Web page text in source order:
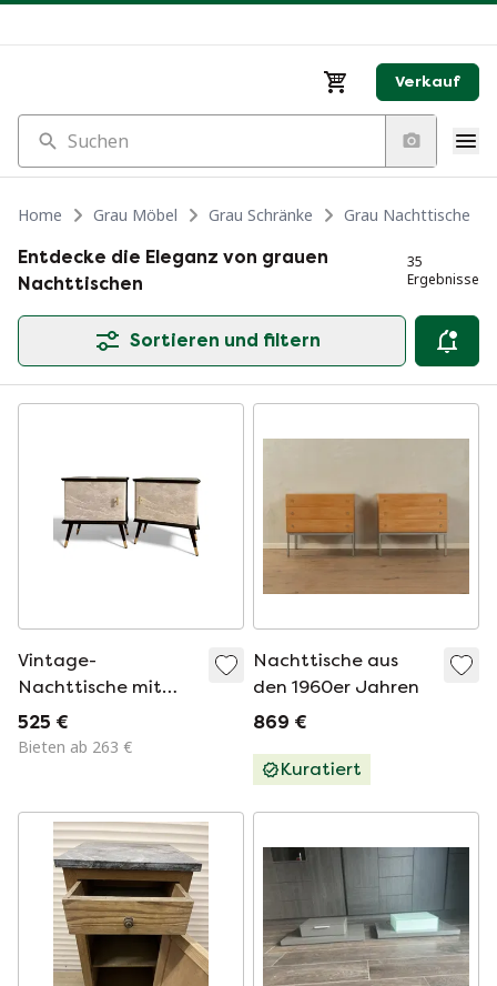
Verkauf
Suchen
Home Grau Möbel Grau Schränke
Grau Nachttische
Entdecke die Eleganz von grauen
Nachttischen
35
Ergebnisse
Sortieren und filtern
Vintage-
Nachttische mit
Fornasetti
Nuvolette
525 €
Bieten ab 263 €
Nachttische aus
den 1960er Jahren
869 €
Kuratiert